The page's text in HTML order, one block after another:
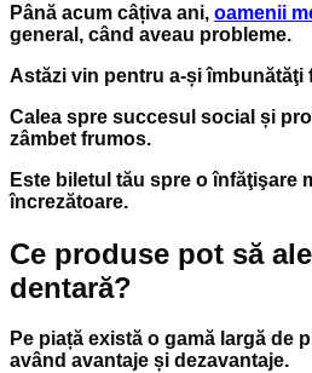
Până acum câțiva ani, oamenii
general, când aveau probleme.
Astăzi vin pentru a-și îmbunătăţi
Calea spre succesul social și
zâmbet frumos.
Este biletul tău spre o înfăţişare
încrezătoare.
Ce produse pot să
dentară?
Pe piață există o gamă largă de
având avantaje și dezavantaje.